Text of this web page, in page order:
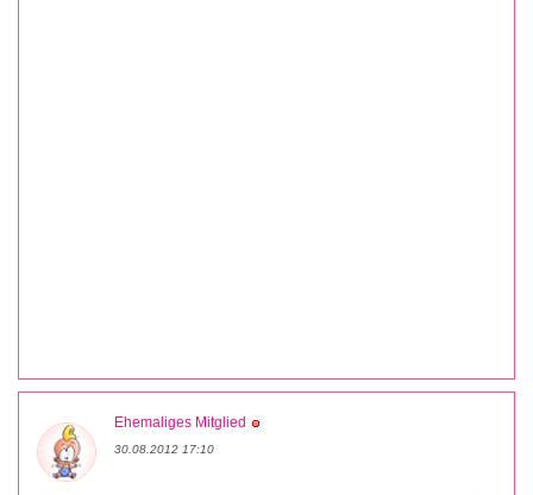
Ehemaliges Mitglied
30.08.2012 17:10